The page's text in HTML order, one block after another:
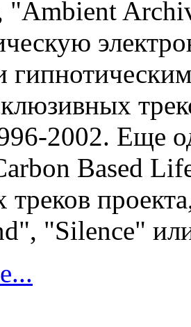
"Ambient
2002. Еще
Based
треков
"Silence"